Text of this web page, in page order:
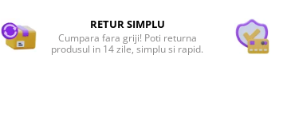
RETUR SIMPLU
Cumpara fara griji! Poti returna
produsul in 14 zile, simplu si rapid.